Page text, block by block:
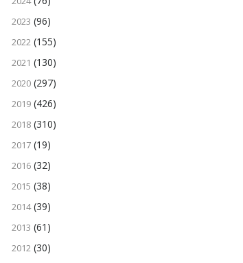
2023 (96)
2022 (155)
2021 (130)
2020 (297)
2019 (426)
2018 (310)
2017 (19)
2016 (32)
2015 (38)
2014(39)
2013 (61)
2012 (30)